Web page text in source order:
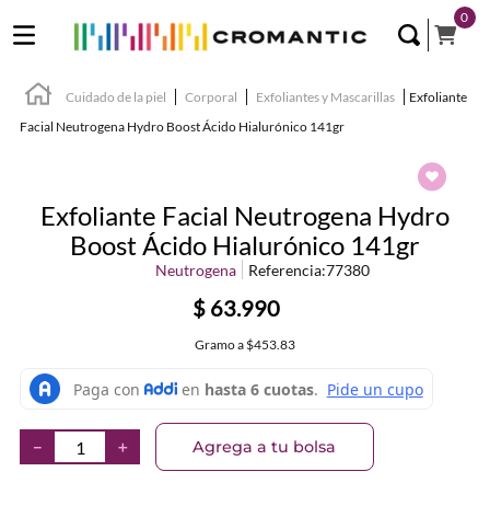
0
Cuidado de la piel Corporal Exfoliantes y Mascarillas
Exfoliante
Facial Neutrogena Hydro Boost Ácido Hialurónico 141gr
Exfoliante Facial Neutrogena Hydro
Boost Ácido Hialurónico 141gr
Neutrogena Referencia:77380
$ 63.990
Gramoa $453.83
＋
－ Agrega a tu bolsa